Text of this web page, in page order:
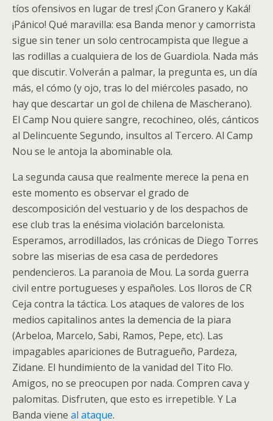
tíos ofensivos en lugar de tres! ¡Con Granero y Kaká!
¡Pánico! Qué maravilla: esa Banda menor y camorrista
sigue sin tener un solo centrocampista que llegue a
las rodillas a cualquiera de los de Guardiola. Nada más
que discutir. Volverán a palmar, la pregunta es, un día
más, el cómo (y ojo, tras lo del miércoles pasado, no
hay que descartar un gol de chilena de Mascherano).
El Camp Nou quiere sangre, recochineo, olés, cánticos
al Delincuente Segundo, insultos al Tercero. Al Camp
Nou se le antoja la abominable ola.
La segunda causa que realmente merece la pena en
este momento es observar el grado de
descomposición del vestuario y de los despachos de
ese club tras la enésima violación barcelonista.
Esperamos, arrodillados, las crónicas de Diego Torres
sobre las miserias de esa casa de perdedores
pendencieros. La paranoia de Mou. La sorda guerra
civil entre portugueses y españoles. Los lloros de CR
Ceja contra la táctica. Los ataques de valores de los
medios capitalinos antes la demencia de la piara
(Arbeloa, Marcelo, Sabi, Ramos, Pepe, etc). Las
impagables apariciones de Butragueño, Pardeza,
Zidane. El hundimiento de la vanidad del Tito Flo.
Amigos, no se preocupen por nada. Compren cava y
palomitas. Disfruten, que esto es irrepetible. Y La
Banda viene al ataque.